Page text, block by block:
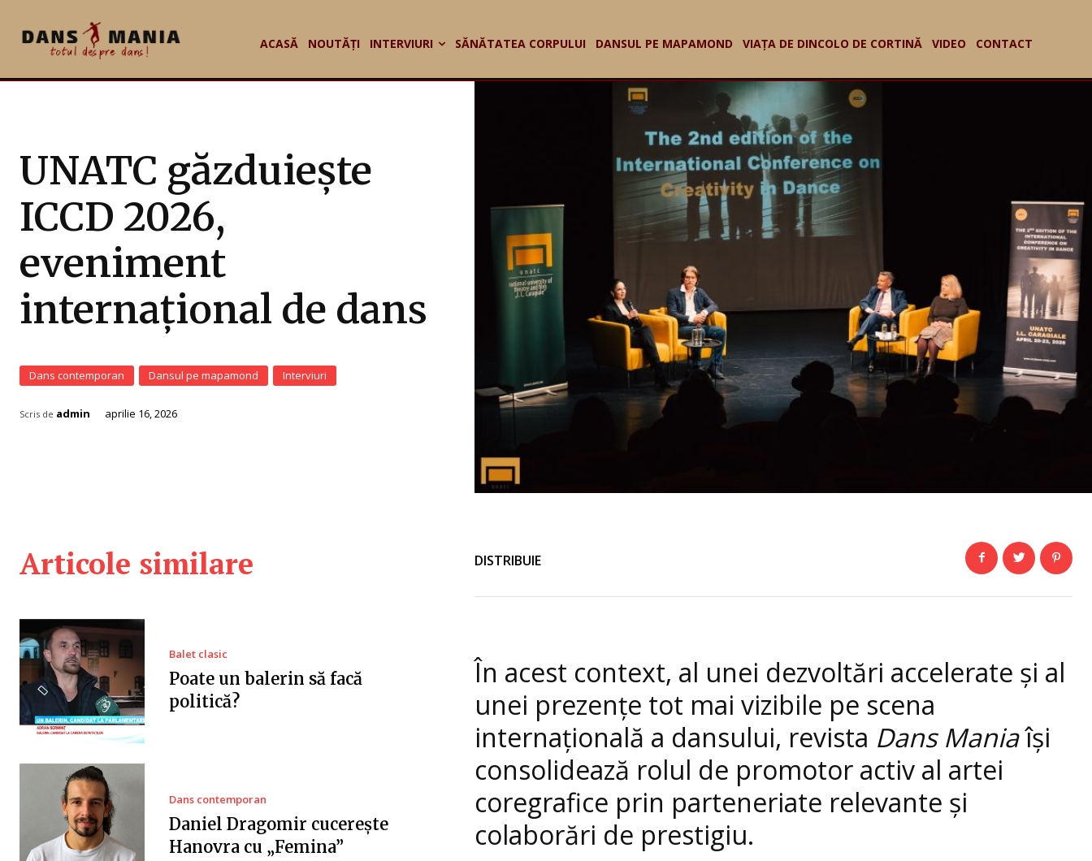
ACASĂ NOUTĂȚI INTERVIURI SĂNĂTATEA CORPULUI DANSUL PE MAPAMOND VIAȚA DE DINCOLO DE CORTINĂ VIDEO CONTACT
UNATC găzduiește
ICCD 2026,
eveniment
internațional de dans
Dans contemporan Dansul pe mapamond Interviuri
Scris de admin aprilie 16, 2026
Articole similare
Balet clasic
Poate un balerin să facă
politică?
Dans contemporan
Daniel Dragomir cucerește
Hanovra cu „Femina”
DISTRIBUIE
În acest context, al unei dezvoltări accelerate și al
unei prezențe tot mai vizibile pe scena
internațională a dansului, revista Dans Maniaîși
consolidează rolul de promotor activ al artei
coregrafice prin parteneriate relevante și
colaborări de prestigiu.